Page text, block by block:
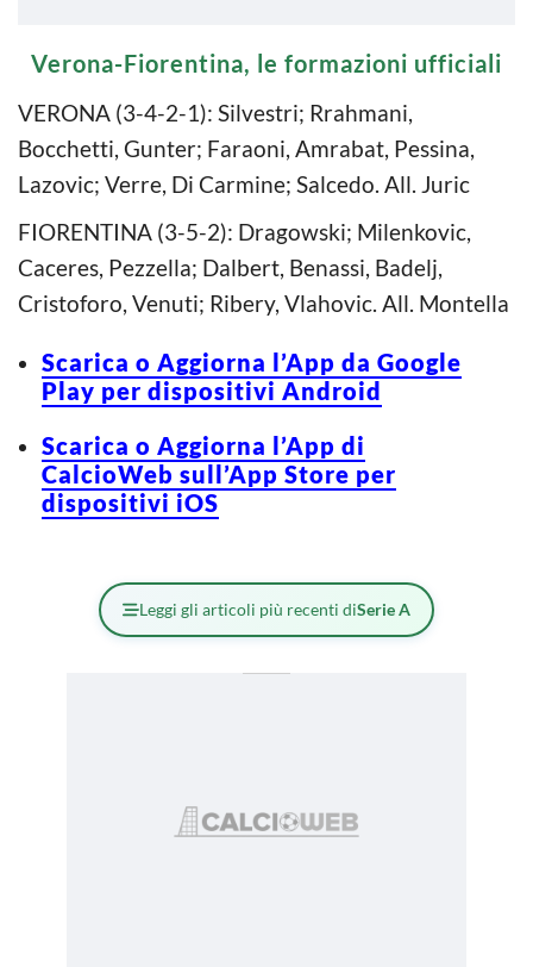
Verona-Fiorentina, le formazioni ufficiali
VERONA (3-4-2-1): Silvestri; Rrahmani,
Bocchetti, Gunter; Faraoni, Amrabat, Pessina,
Lazovic; Verre, Di Carmine; Salcedo. All. Juric
FIORENTINA (3-5-2): Dragowski; Milenkovic,
Caceres, Pezzella; Dalbert, Benassi, Badelj,
Cristoforo, Venuti; Ribery, Vlahovic. All. Montella
Scarica o Aggiorna l’App da Google
Play per dispositivi Android
Scarica o Aggiorna l’App di
CalcioWeb sull’App Store per
dispositivi iOS
Leggi gli articoli più recenti diSerie A